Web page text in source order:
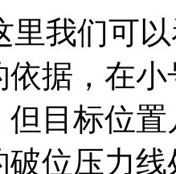
我们可以
依据，在
但目标位
破位压力